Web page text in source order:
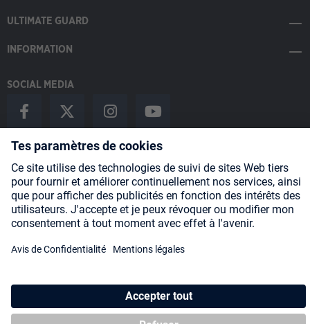
ULTIMATE GUARD
INFORMATION
SOCIAL MEDIA
Payment Methods
Shipping
* Tous les prix incluent la TVA, plus les fraisd'expéditionet les